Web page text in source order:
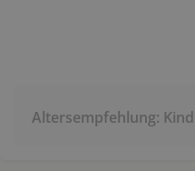
Altersempfehlung: